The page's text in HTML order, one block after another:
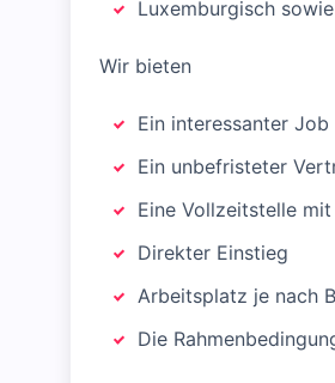
Luxemburgisch
Wir bieten
Ein interessanter
Ein unbefristeter
Eine Vollzeitstelle
Direkter Einstieg
Arbeitsplatz je nach
Die